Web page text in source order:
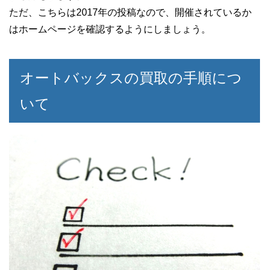
ただ、こちらは2017年の投稿なので、開催されているか
はホームページを確認するようにしましょう。
オートバックスの買取の手順につ
いて